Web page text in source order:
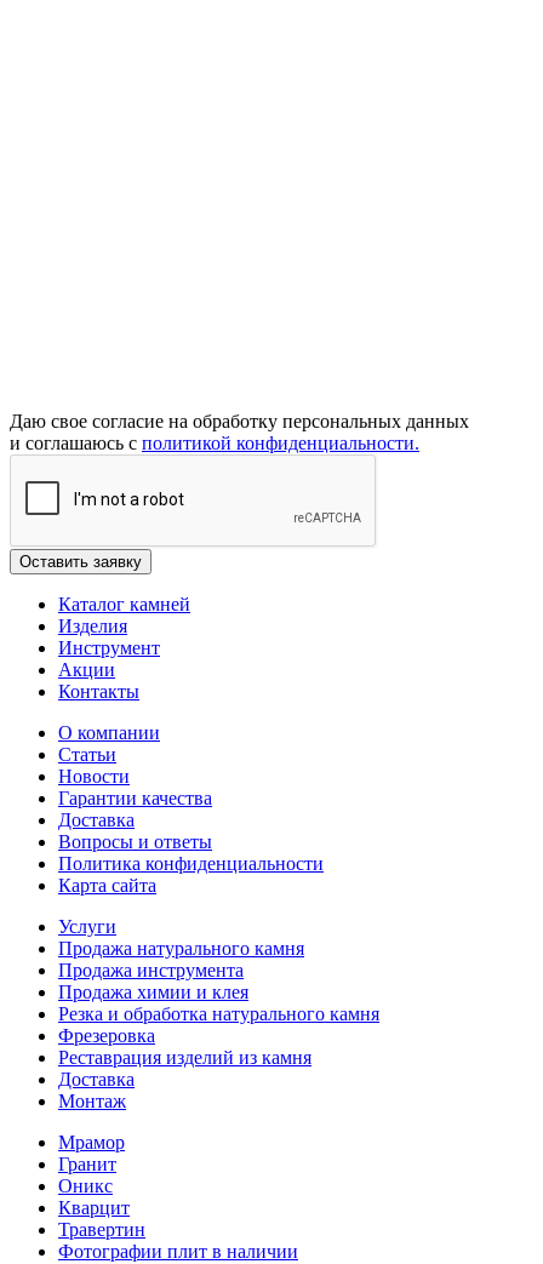
Даю свое согласие на обработку персональных данных
и соглашаюсь с политикой конфиденциальности.
Каталог камней
Изделия
Инструмент
Акции
Контакты
О компании
Статьи
Новости
Гарантии качества
Доставка
Вопросы и ответы
Политика конфиденциальности
Карта сайта
Услуги
Продажа натурального камня
Продажа инструмента
Продажа химии и клея
Резка и обработка натурального камня
Фрезеровка
Реставрация изделий из камня
Доставка
Монтаж
Мрамор
Гранит
Оникс
Кварцит
Травертин
Фотографии плит в наличии